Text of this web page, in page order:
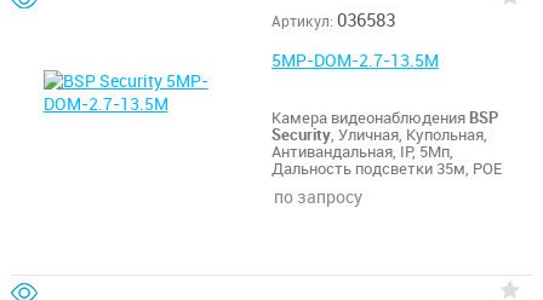
Артикул: 036583
5MP-DOM-2.7-13.5M
Камера видеонаблюдения BSP
Security, Уличная, Купольная,
Антивандальная, IP, 5Мп,
Дальность подсветки 35м, POE
по запросу